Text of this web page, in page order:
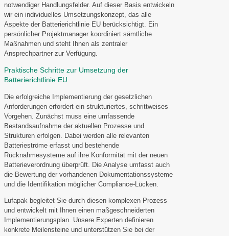
notwendiger Handlungsfelder. Auf dieser Basis entwickeln
wir ein individuelles Umsetzungskonzept, das alle
Aspekte der Batterierichtlinie EU berücksichtigt. Ein
persönlicher Projektmanager koordiniert sämtliche
Maßnahmen und steht Ihnen als zentraler
Ansprechpartner zur Verfügung.
Praktische Schritte zur Umsetzung der
Batterierichtlinie EU
Die erfolgreiche Implementierung der gesetzlichen
Anforderungen erfordert ein strukturiertes, schrittweises
Vorgehen. Zunächst muss eine umfassende
Bestandsaufnahme der aktuellen Prozesse und
Strukturen erfolgen. Dabei werden alle relevanten
Batterieströme erfasst und bestehende
Rücknahmesysteme auf ihre Konformität mit der neuen
Batterieverordnung überprüft. Die Analyse umfasst auch
die Bewertung der vorhandenen Dokumentationssysteme
und die Identifikation möglicher Compliance-Lücken.
Lufapak begleitet Sie durch diesen komplexen Prozess
und entwickelt mit Ihnen einen maßgeschneiderten
Implementierungsplan. Unsere Experten definieren
konkrete Meilensteine und unterstützen Sie bei der